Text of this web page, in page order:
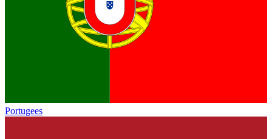
Portugees